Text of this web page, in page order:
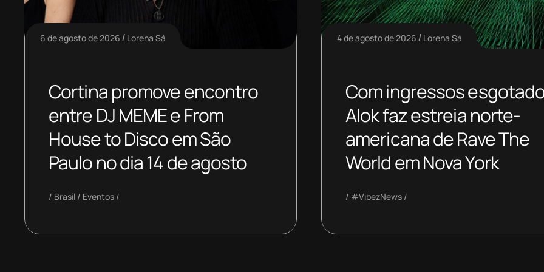
6 de agosto de 2026 Lorena Sá
Cortina promove encontro
entre DJ MEME e From
House to Disco em São
Paulo no dia 14 de agosto
Brasil Eventos
4 de agosto de 2026 Lorena Sá
Com ingressos
Alok faz estreia norte-
americana de Rave The
World em Nova York
#VibezNews